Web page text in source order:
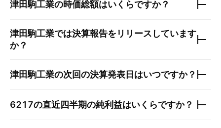
津田駒工業の時価総額はいくらですか？
津田駒工業では決算報告をリリースしています
か？
津田駒工業の次回の決算発表日はいつですか？
6217の直近四半期の純利益はいくらですか？